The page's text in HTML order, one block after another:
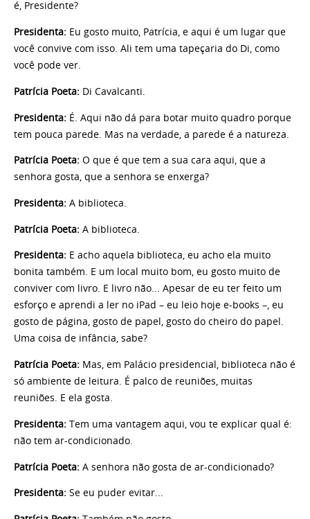
é, Presidente?
Presidenta: Eu gosto muito, Patrícia, e aqui é um lugar que
você convive com isso. Ali tem uma tapeçaria do Di, como
você pode ver.
Patrícia Poeta: Di Cavalcanti.
Presidenta: É. Aqui não dá para botar muito quadro porque
tem pouca parede. Mas na verdade, a parede é a natureza.
Patrícia Poeta: O que é que tem a sua cara aqui, que a
senhora gosta, que a senhora se enxerga?
Presidenta: A biblioteca.
Patrícia Poeta: A biblioteca.
Presidenta: E acho aquela biblioteca, eu acho ela muito
bonita também. E um local muito bom, eu gosto muito de
conviver com livro. E livro não... Apesar de eu ter feito um
esforço e aprendi a ler no iPad – eu leio hoje e-books –, eu
gosto de página, gosto de papel, gosto do cheiro do papel.
Uma coisa de infância, sabe?
Patrícia Poeta: Mas, em Palácio presidencial, biblioteca não é
só ambiente de leitura. É palco de reuniões, muitas
reuniões. E ela gosta.
Presidenta: Tem uma vantagem aqui, vou te explicar qual é:
não tem ar-condicionado.
Patrícia Poeta: A senhora não gosta de ar-condicionado?
Presidenta: Se eu puder evitar...